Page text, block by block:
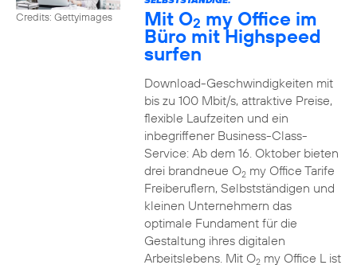
Credits: Gettyimages Mit O2 my Office im
Büro mit Highspeed
surfen
Download-Geschwindigkeiten mit
bis zu 100 Mbit/s, attraktive Preise,
flexible Laufzeiten und ein
inbegriffener Business-Class-
Service: Ab dem 16. Oktober bieten
drei brandneue O2my Office Tarife
Freiberuflern, Selbstständigen und
kleinen Unternehmern das
optimale Fundament für die
Gestaltung ihres digitalen
Arbeitslebens. Mit O2my Office L ist